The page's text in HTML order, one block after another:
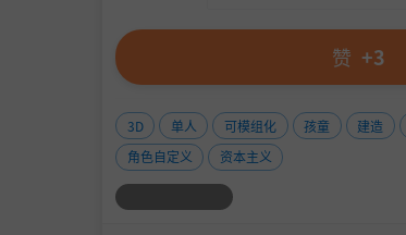
赞 +3
3D 单人 可模组化 孩童 建造
角色自定义
资本主义